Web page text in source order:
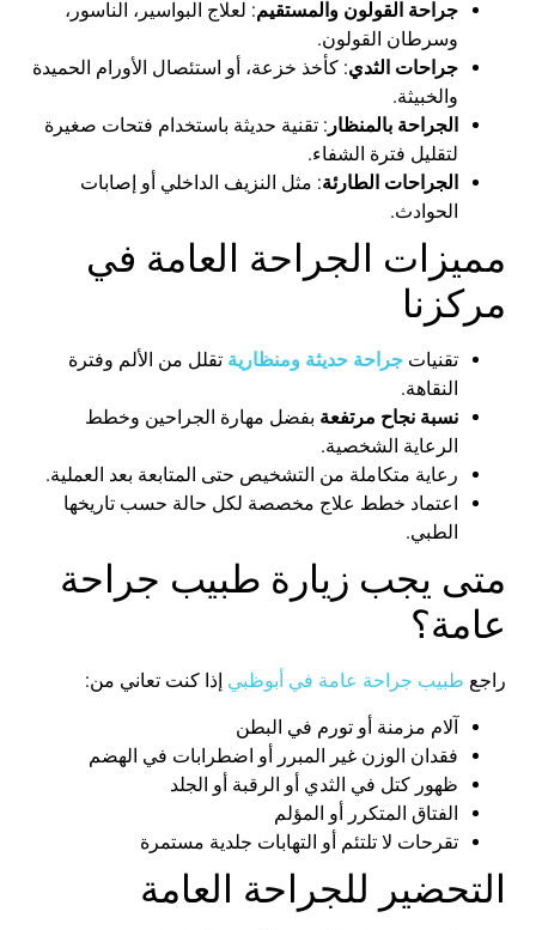
جراحة القولون والمستقيم: لعلاج البواسير، الناسور،
وسرطان القولون.
جراحات الثدي: كأخذ خزعة، أو استئصال الأورام الحميدة
والخبيثة.
الجراحة بالمنظار : تقنية حديثة باستخدام فتحات صغيرة
لتقليل فترة الشفاء.
الجراحات الطارئة: مثل النزيف الداخلي أو إصابات
الحوادث.
مميزات الجراحة العامة في
مركزنا
تقنيات جراحة حديثة ومنظارية تقلل من الألم وفترة
النقاهة.
نسبة نجاح مرتفعة بفضل مهارة الجراحين وخطط
الرعاية الشخصية.
رعاية متكاملة من التشخيص حتى المتابعة بعد العملية.
اعتماد خطط علاج مخصصة لكل حالة حسب تاريخها
الطبي.
متى يجب زيارة طبيب جراحة
عامة؟
راجع طبيب جراحة عامة في أبوظبي إذا كنت تعاني من:
آلام مزمنة أو تورم في البطن
فقدان الوزن غير المبرر أو اضطرابات في الهضم
ظهور كتل في الثدي أو الرقبة أو الجلد
الفتاق المتكرر أو المؤلم
تقرحات لا تلتئم أو التهابات جلدية مستمرة
التحضير للجراحة العامة